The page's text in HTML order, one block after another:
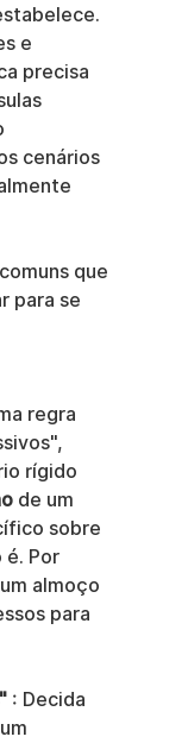
e
precisa
cenários
que
para se
regra
rígido
de um
sobre
é. Por
almoço
para
: Decida